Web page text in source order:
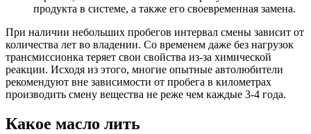
продукта в системе, а также его своевременная замена.
При наличии небольших пробегов интервал смены зависит от
количества лет во владении. Со временем даже без нагрузок
трансмиссионка теряет свои свойства из-за химической
реакции. Исходя из этого, многие опытные автолюбители
рекомендуют вне зависимости от пробега в километрах
производить смену вещества не реже чем каждые 3-4 года.
Какое масло лить